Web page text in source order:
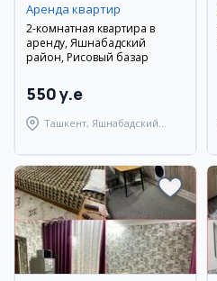
Аренда квартир
2-комнатная квартира в
аренду, Яшнабадский
район, Рисовый базар
550 y.e
Ташкент, Яшнабадский